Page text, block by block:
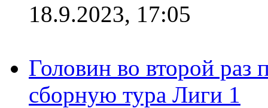
18.9.2023, 17:05
Головин во второй раз
сборную тура Лиги 1